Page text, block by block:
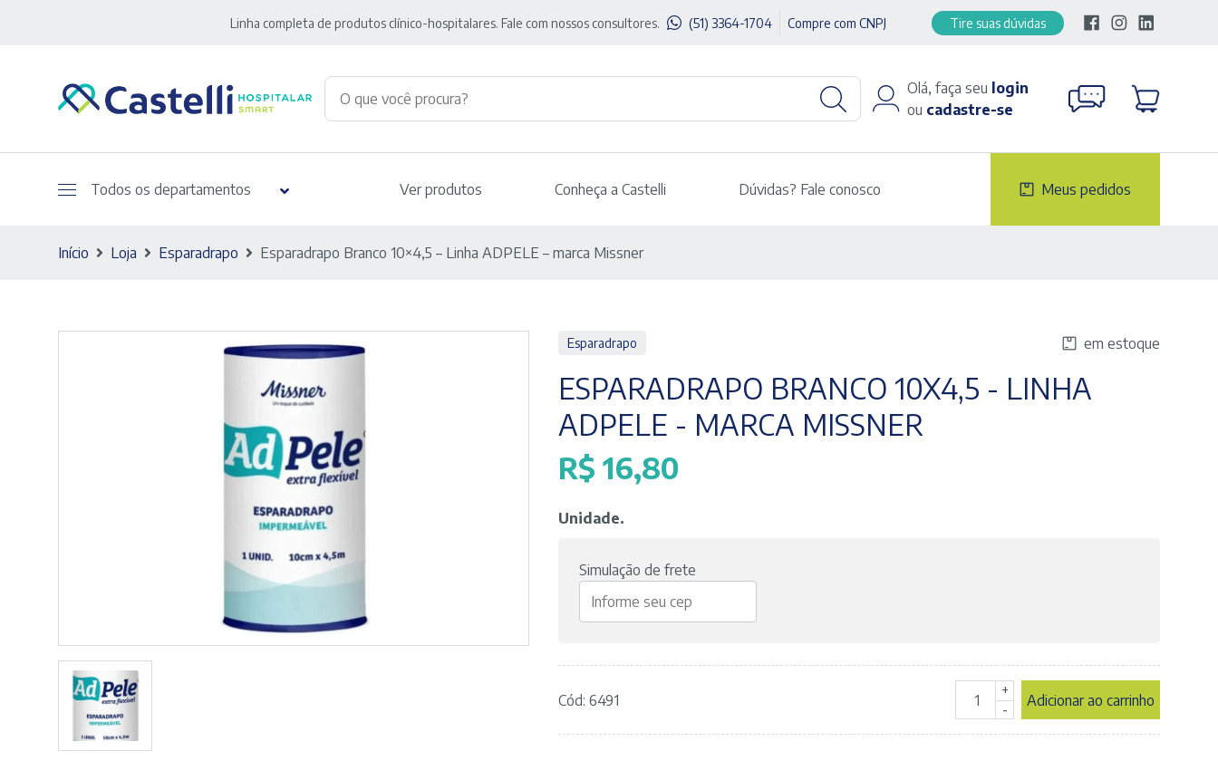
Linha completa de produtos clínico-hospitalares. Fale com nossos consultores. (51) 3364-1704 Compre com CNPJ Tire suas dúvidas
Olá, faça seu login
ou cadastre-se
Todos os departamentos Ver produtos Conheça a Castelli Dúvidas? Fale conosco Meus pedidos
Início Loja Esparadrapo Esparadrapo Branco 10×4,5 – Linha ADPELE – marca Missner
Esparadrapo em estoque
ESPARADRAPO BRANCO 10X4,5 - LINHA
ADPELE - MARCA MISSNER
R$ 16,80
Unidade.
Simulação de frete
Cód: 6491
Esparadrapo
+
-
Adicionar ao carrinho